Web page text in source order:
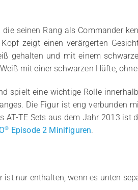
seinen Rang als Commander
zeigt einen verärgerten
gehalten und mit einem
mit einer schwarzen Hüfte,
spielt eine wichtige Rolle
Die Figur ist eng verbunden
TE Sets aus dem Jahr 2013 ist
® Episode 2 Minifiguren.
nur enthalten, wenn es unten